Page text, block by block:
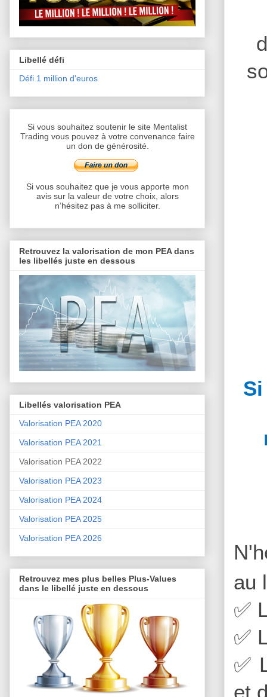
au
✅
✅
✅
et
Libellé défi
Défi 1 million d'euros
Si vous souhaitez soutenir le site Mentalist
Trading vous pouvez à votre convenance faire
un don de générosité.
Si vous souhaitez que je vous apporte mon
avis sur la valeur de votre choix, alors
n’hésitez pas à me solliciter.
Retrouvez la valorisation de mon PEA dans
les libellés juste en dessous
Libellés valorisation PEA
Valorisation PEA 2020
Valorisation PEA 2021
Valorisation PEA 2022
Valorisation PEA 2023
Valorisation PEA 2024
Valorisation PEA 2025
Valorisation PEA 2026
Retrouvez mes plus belles Plus-Values
dans le libellé juste en dessous